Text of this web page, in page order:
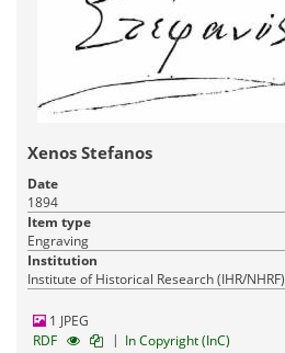
Xenos Stefanos
Date
1894
Item type
Engraving
Institution
Institute of Historical Research (IHR/NHRF)
1 JPEG
RDF
| In Copyright (InC)